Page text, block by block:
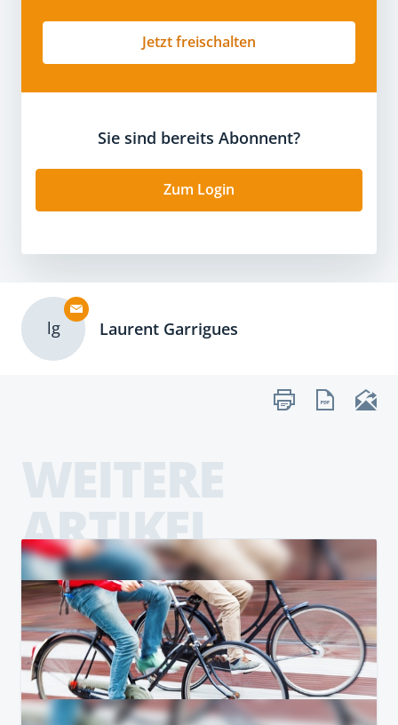
Jetzt freischalten
Sie sind bereits Abonnent?
Zum Login
lg Laurent Garrigues
ARTIKEL